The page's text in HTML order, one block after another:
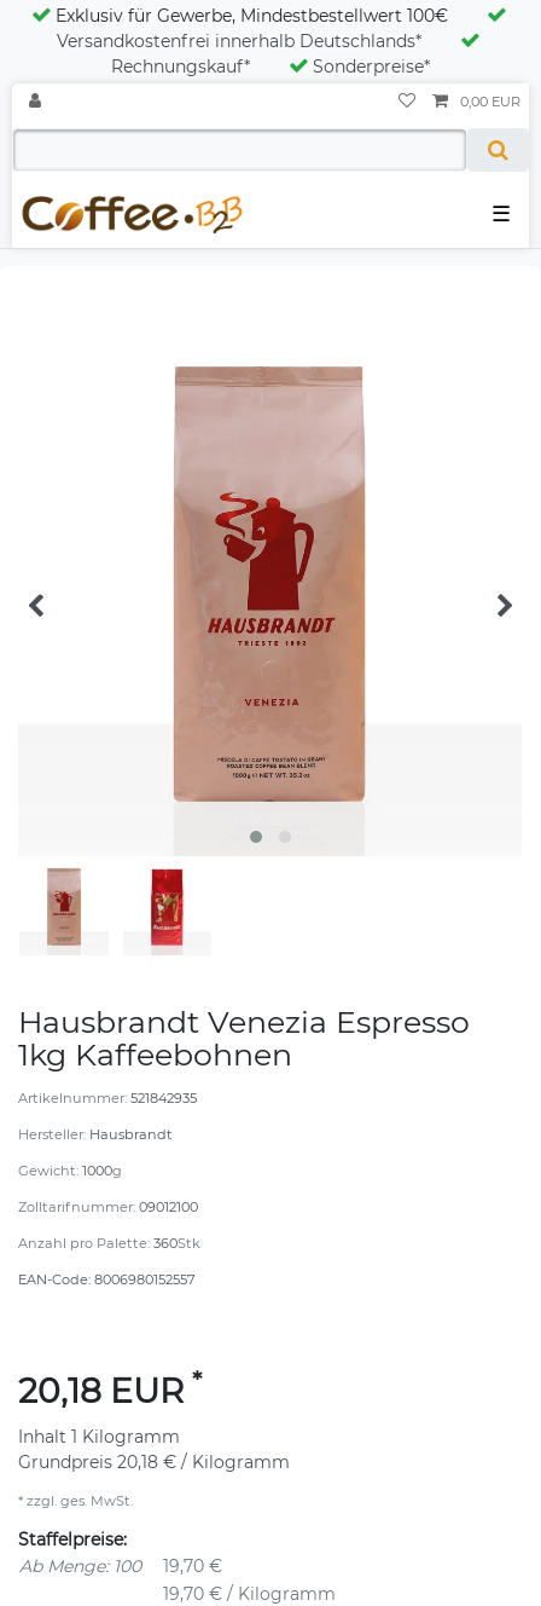
Exklusiv für Gewerbe, Mindestbestellwert 100€
Versandkostenfrei innerhalb Deutschlands*
Rechnungskauf*
Sonderpreise*
☰
0,00 EUR
Hausbrandt Venezia Espresso
1kg Kaffeebohnen
Artikelnummer: 521842935
Hersteller: Hausbrandt
Gewicht: 1000g
Zolltarifnummer: 09012100
Anzahl pro Palette: 360Stk
EAN-Code: 8006980152557
20,18 EUR *
Inhalt 1 Kilogramm
Grundpreis 20,18 € / Kilogramm
* zzgl. ges. MwSt.
Staffelpreise:
Ab Menge: 100
19,70 €
19,70 € / Kilogramm